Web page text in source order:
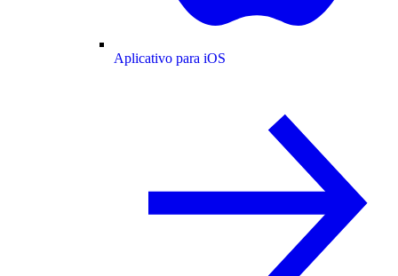
Aplicativo para iOS